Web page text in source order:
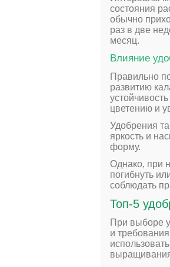
состояния
обычно
раз в две
месяц.
Влияние
Правильно
развитию
цветению и
Удобрения
яркость и
форму.
Однако, при
погибнуть
соблюдать
Топ-5
При выборе
и